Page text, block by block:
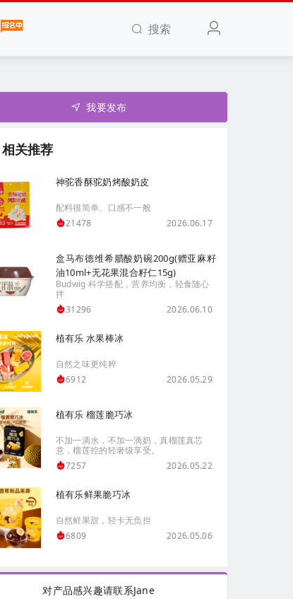
搜索
我要发布
相关推荐
神驼香酥驼奶烤酸奶皮
配料很简单、口感不一般
21478
2026.06.17
盒马布德维希腊酸奶碗200g(赠亚麻籽
油10ml+无花果混合籽仁15g)
Budwig 科学搭配，营养均衡，轻食随心
拌
31296
2026.06.10
植有乐 水果棒冰
自然之味更纯粹
6912
2026.05.29
植有乐 榴莲脆巧冰
不加一滴水，不加一滴奶，真榴莲真芯
意，榴莲控的轻奢级享受。
7257
2026.05.22
植有乐鲜果脆巧冰
自然鲜果甜，轻卡无负担
6809
2026.05.06
对产品感兴趣请联系Jane